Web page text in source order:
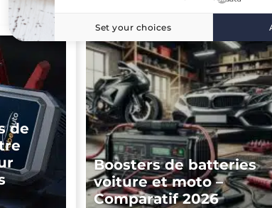
de
Boosters de batteries
voiture et moto –
Comparatif 2026
Set your choices